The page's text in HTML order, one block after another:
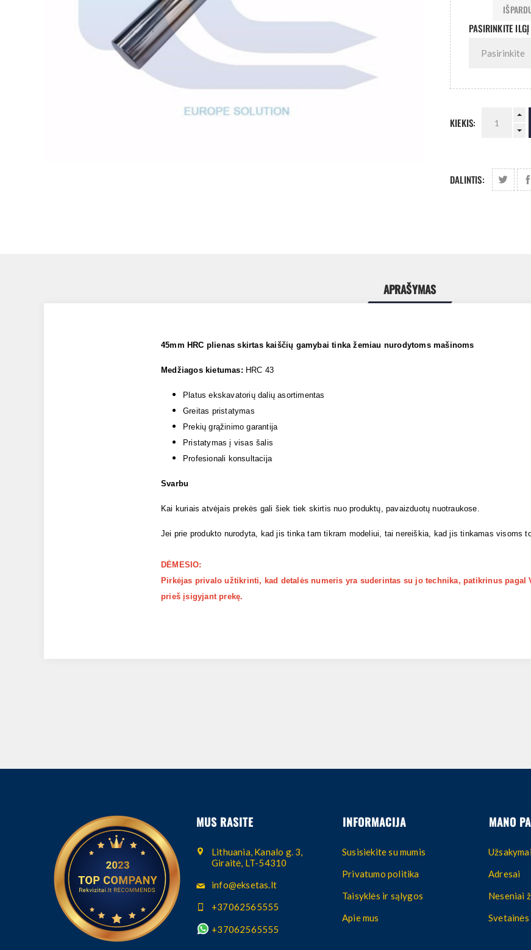
PASIRINKITE ILGĮ
KIEKIS:
DALINTIS:
APRAŠYMAS
45mm HRC plienas skirtas kaiščių gamybai tinka žemiau nurodytoms mašinoms
Medžiagos kietumas: HRC 43
Platus ekskavatorių dalių asortimentas
Greitas pristatymas
Prekių grąžinimo garantija
Pristatymas į visas šalis
Profesionali konsultacija
Svarbu
Kai kuriais atvėjais prekės gali šiek tiek skirtis nuo produktų, pavaizduotų nuotraukose.
Jei prie produkto nurodyta, kad jis tinka tam tikram modeliui, tai nereiškia, kad jis tinkamas visoms
DĖMESIO:
Pirkėjas privalo užtikrinti, kad detalės numeris yra suderintas su jo technika, patikrinus pagal
prieš įsigyjant prekę.
MUS RASITE
Lithuania, Kanalo g. 3,
Giraitė, LT-54310
info@eksetas.lt
+37062565555
+37062565555
INFORMACIJA
Susisiekite su mumis
Privatumo politika
Taisyklės ir sąlygos
Apie mus
MANO
Adresai
Neseniai
Svetainės